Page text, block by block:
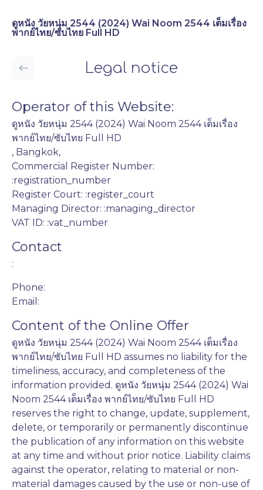
ดูหนัง วัยหนุ่ม 2544 (2024) Wai Noom 2544 เต็มเรื่อง
พากย์ไทย/ซับไทย Full HD
Legal notice
Operator of this Website:
ดูหนัง วัยหนุ่ม 2544 (2024) Wai Noom 2544 เต็มเรื่อง
พากย์ไทย/ซับไทย Full HD
, Bangkok,
Commercial Register Number:
:registration_number
Register Court: :register_court
Managing Director: :managing_director
VAT ID: :vat_number
Contact
:
Phone:
Email:
Content of the Online Offer
ดูหนัง วัยหนุ่ม 2544 (2024) Wai Noom 2544 เต็มเรื่อง
พากย์ไทย/ซับไทย Full HD assumes no liability for the
timeliness, accuracy, and completeness of the
information provided. ดูหนัง วัยหนุ่ม 2544 (2024) Wai
Noom 2544 เต็มเรื่อง พากย์ไทย/ซับไทย Full HD
reserves the right to change, update, supplement,
delete, or temporarily or permanently discontinue
the publication of any information on this website
at any time and without prior notice. Liability claims
against the operator, relating to material or non-
material damages caused by the use or non-use of